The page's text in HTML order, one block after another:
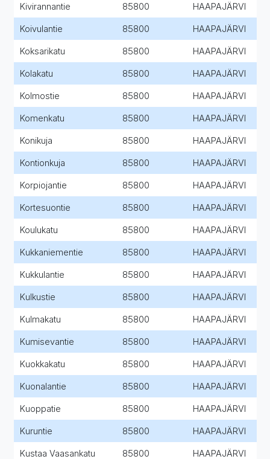
Kivirannantie 85800 HAAPAJÄRVI
Koivulantie 85800 HAAPAJÄRVI
Koksarikatu 85800 HAAPAJÄRVI
Kolakatu 85800 HAAPAJÄRVI
Kolmostie 85800 HAAPAJÄRVI
Komenkatu 85800 HAAPAJÄRVI
Konikuja 85800 HAAPAJÄRVI
Kontionkuja 85800 HAAPAJÄRVI
Korpiojantie 85800 HAAPAJÄRVI
Kortesuontie 85800 HAAPAJÄRVI
Koulukatu 85800 HAAPAJÄRVI
Kukkaniementie 85800 HAAPAJÄRVI
Kukkulantie 85800 HAAPAJÄRVI
Kulkustie 85800 HAAPAJÄRVI
Kulmakatu 85800 HAAPAJÄRVI
Kumisevantie 85800 HAAPAJÄRVI
Kuokkakatu 85800 HAAPAJÄRVI
Kuonalantie 85800 HAAPAJÄRVI
Kuoppatie 85800 HAAPAJÄRVI
Kuruntie 85800 HAAPAJÄRVI
Kustaa Vaasankatu 85800 HAAPAJÄRVI